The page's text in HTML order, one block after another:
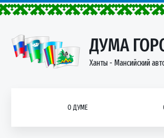
ДУМА
Ханты - Мансийский
О ДУМЕ